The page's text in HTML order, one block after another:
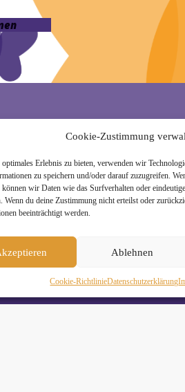
Cookie-Zustimmung
Erlebnis zu bieten, verwenden wir
zu speichern und/oder darauf zuzugreifen.
wir Daten wie das Surfverhalten oder
Wenn du deine Zustimmung nicht erteilst oder
beeinträchtigt werden.
Ablehnen
Cookie-RichtlinieDaten­schutz­erklä­rung
wieder abmelden. Alle Details zur